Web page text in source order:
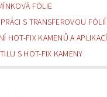
FÓLIE
S TRANSFEROVOU FÓLIÍ
HOT-FIX KAMENŮ A APLIKACÍ
S HOT-FIX KAMENY